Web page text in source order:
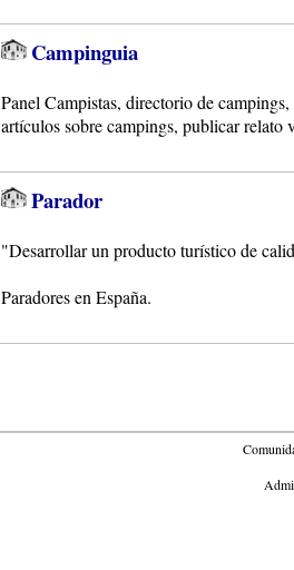
Campinguia
Panel Campistas, directorio de
artículos sobre campings, publicar relato
Parador
"Desarrollar un producto turístico de
Paradores en España.